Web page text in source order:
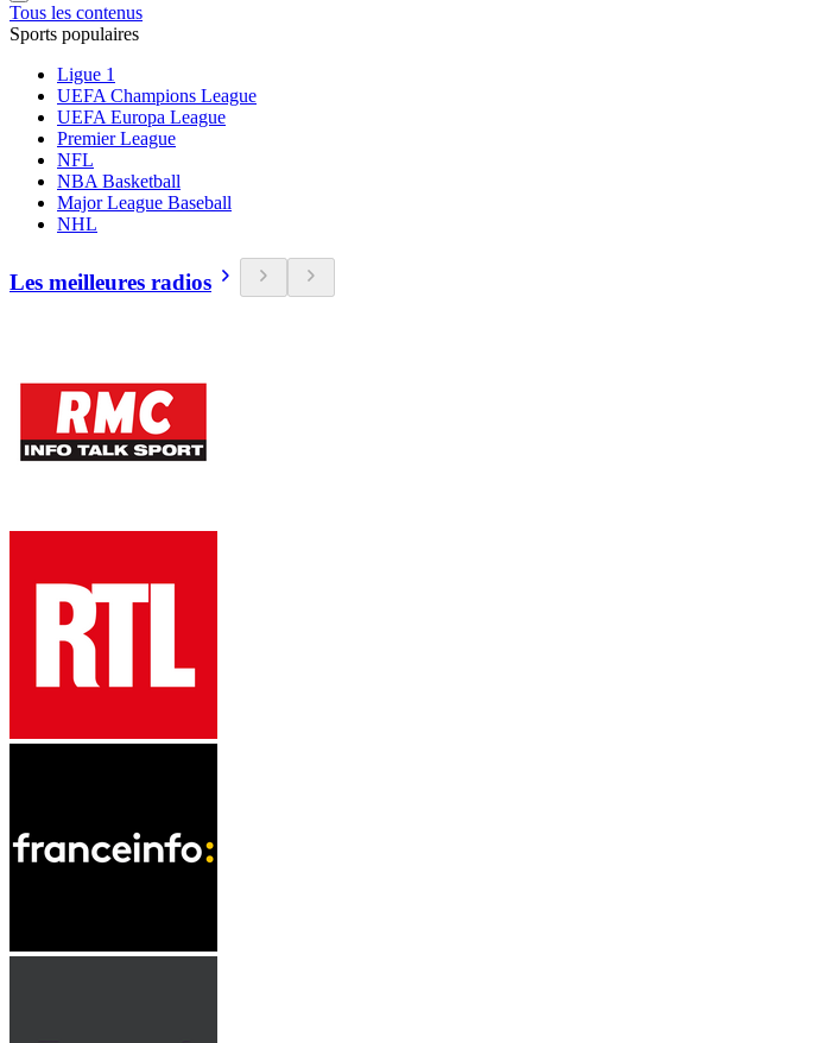
Tous les contenus
Sports populaires
Ligue 1
UEFA Champions League
UEFA Europa League
Premier League
NFL
NBA Basketball
Major League Baseball
NHL
Les meilleures radios